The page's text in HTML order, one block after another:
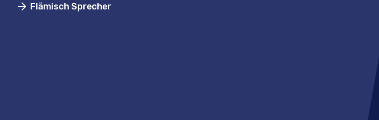
Flämisch Sprecher